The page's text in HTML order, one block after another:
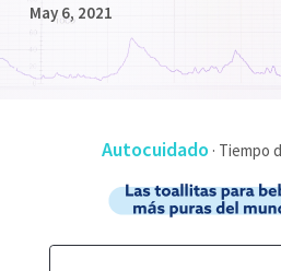
May 6, 2021
Autocuidado ·